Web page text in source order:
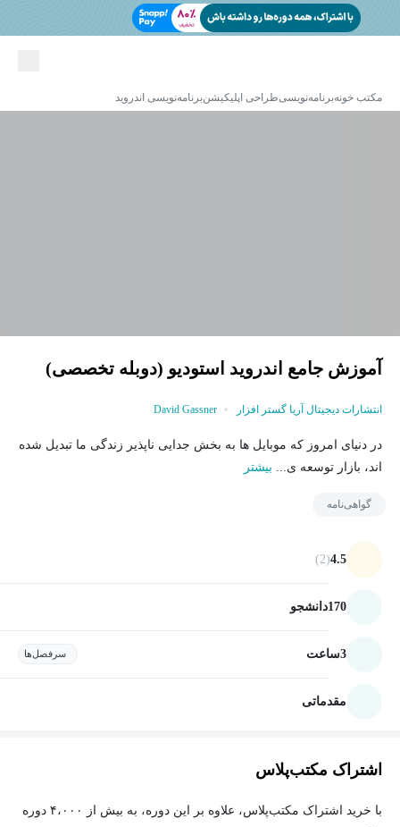
مکتب خونهبرنامه‌نویسیطراحی اپلیکیشنبرنامه‌نویسی اندروید
آموزش جامع اندروید استودیو (دوبله تخصصی)
انتشارات دیجیتال آریا گستر افزار David Gassner
در دنیای امروز که موبایل ها به بخش جدایی ناپذیر زندگی ما تبدیل شده
اند، بازار توسعه ی... بیشتر
گواهی‌نامه
4.5
(2)
170دانشجو
3ساعت سرفصل‌ها
مقدماتی
اشتراک مکتب‌پلاس
با خرید اشتراک مکتب‌پلاس، علاوه بر این دوره، به بیش از ۴،۰۰۰ دوره